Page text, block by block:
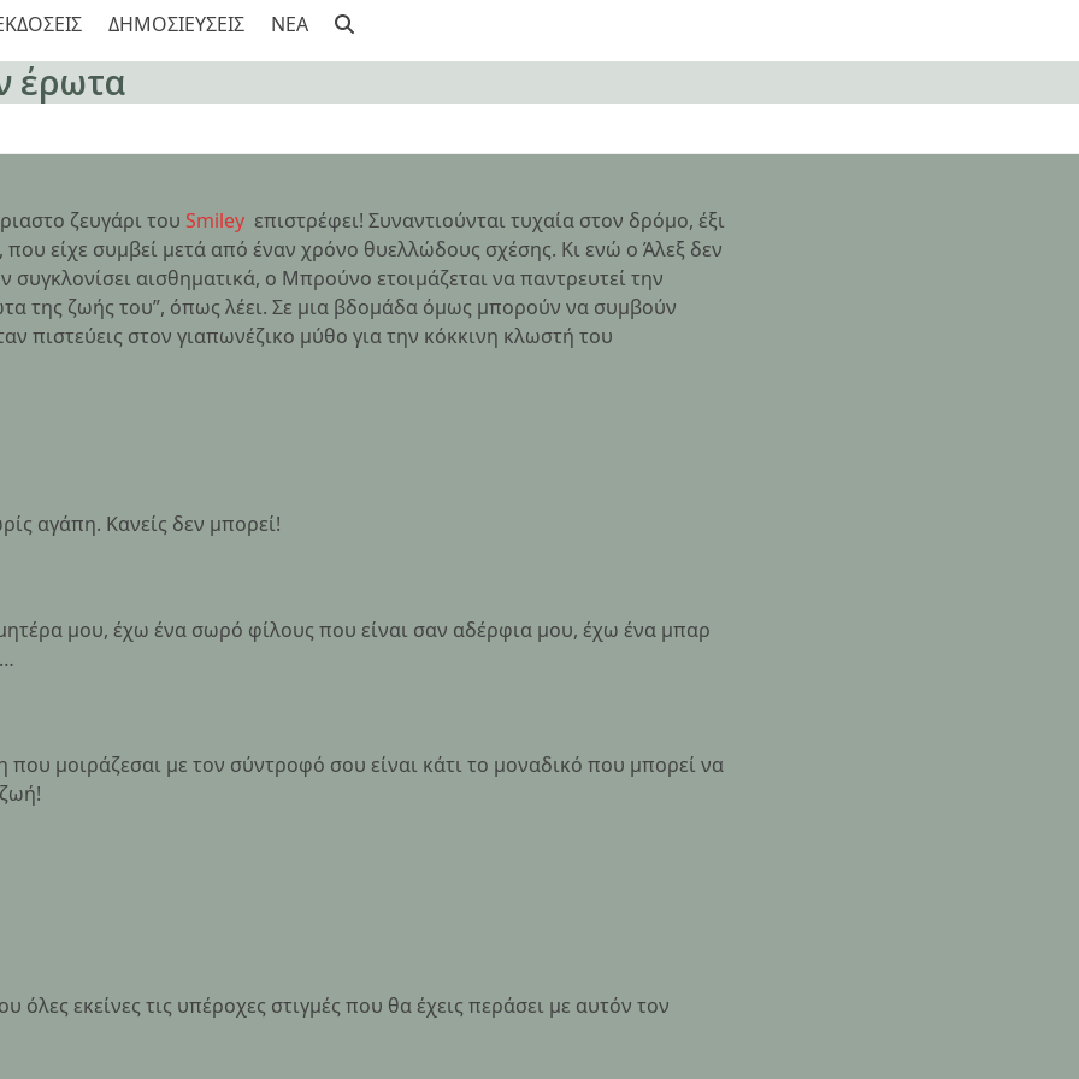
ΔΗΜΟΣΙΕΥΣΕΙΣ NEA
έρωτα
ζευγάρι του Smileyεπιστρέφει! Συναντιούνται τυχαία στον δρόμο, έξι
είχε συμβεί μετά από έναν χρόνο θυελλώδους σχέσης. Κι ενώ ο Άλεξ δεν
συγκλονίσει αισθηματικά, ο Μπρούνο ετοιμάζεται να παντρευτεί την
της ζωής του”, όπως λέει. Σε μια βδομάδα όμως μπορούν να συμβούν
πιστεύεις στον γιαπωνέζικο μύθο για την κόκκινη κλωστή του
αγάπη. Κανείς δεν μπορεί!
μου, έχω ένα σωρό φίλους που είναι σαν αδέρφια μου, έχω ένα μπαρ
που μοιράζεσαι με τον σύντροφό σου είναι κάτι το μοναδικό που μπορεί να
όλες εκείνες τις υπέροχες στιγμές που θα έχεις περάσει με αυτόν τον